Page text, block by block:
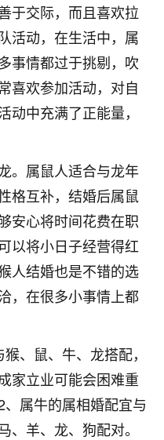
于交际，而且喜欢拉
活动，在生活中，属
事情都过于挑剔，吹
喜欢参加活动，对自
动中充满了正能量，
。属鼠人适合与龙年
格互补，结婚后属鼠
安心将时间花费在职
以将小日子经营得红
人结婚也是不错的选
，在很多小事情上都
、鼠、牛、龙搭配，
家立业可能会困难重
属牛的属相婚配宜与
、羊、龙、狗配对。
人给个联系方式的啊？
gjsy0624
12
15
给我奶奶做超度，她今年
离世，刚开始我经常
友介绍，找到慧来老
做梦再也没有梦到过
的，图个心安，给亡母
也不行。
11